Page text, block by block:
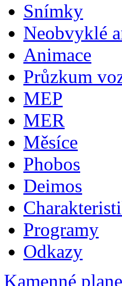
Snímky
Neobvyklé
Animace
Průzkum
MEP
MER
Měsíce
Phobos
Deimos
Programy
Odkazy
Kamenné